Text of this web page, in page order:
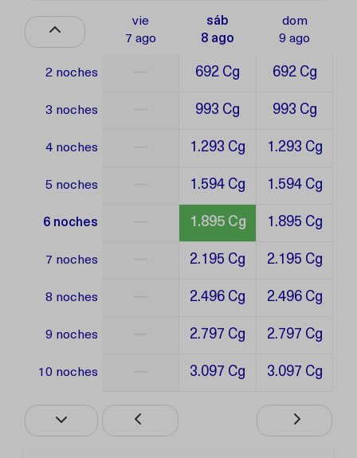
vie
7 ago
sáb
8 ago
dom
9 ago
2 noches 692 Cg 692 Cg
3 noches 993 Cg 993 Cg
4 noches 1.293 Cg 1.293 Cg
5 noches 1.594 Cg 1.594 Cg
6 noches 1.895 Cg 1.895 Cg
7 noches 2.195 Cg 2.195 Cg
8 noches 2.496 Cg 2.496 Cg
9 noches 2.797 Cg 2.797 Cg
10 noches 3.097 Cg 3.097 Cg